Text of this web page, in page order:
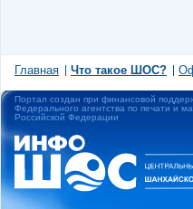
Главная Что такое ШОС?
Портал создан при финансовой
Федерального агентства по печати и
Российской Федерации